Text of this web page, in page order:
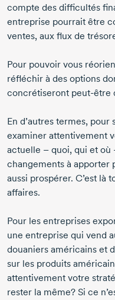
compte des difficultés
entreprise pourrait être
ventes, aux flux de
Pour pouvoir vous
réfléchir à des options
concrétiseront peut-être
En d’autres termes,
examiner attentivement
actuelle – quoi, qui et où
changements à apporter
aussi prospérer. C’est là
affaires.
Pour les entreprises
une entreprise qui vend
douaniers américains et
sur les produits
attentivement votre
rester la même? Si ce